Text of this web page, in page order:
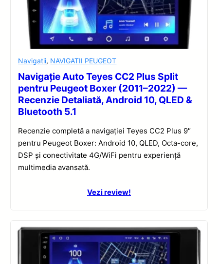
Navigatii, NAVIGATII PEUGEOT
Navigație Auto Teyes CC2 Plus Split
pentru Peugeot Boxer (2011–2022) —
Recenzie Detaliată, Android 10, QLED &
Bluetooth 5.1
Recenzie completă a navigației Teyes CC2 Plus 9″
pentru Peugeot Boxer: Android 10, QLED, Octa-core,
DSP și conectivitate 4G/WiFi pentru experiență
multimedia avansată.
Vezi review!